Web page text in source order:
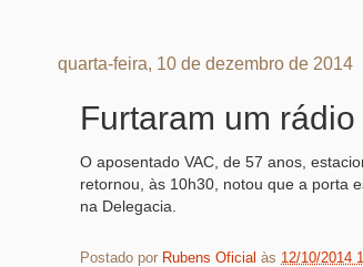
quarta-feira, 10 de dezembro de 2014
Furtaram um
O aposentado VAC, de 57 anos,
retornou, às 10h30, notou que a porta
na Delegacia.
Postado por Rubens Oficial às 12/10/2014